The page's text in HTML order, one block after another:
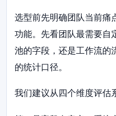
选型前先明确团队当前痛
功能。先看团队最需要自
池的字段，还是工作流的
的统计口径。
我们建议从四个维度评估